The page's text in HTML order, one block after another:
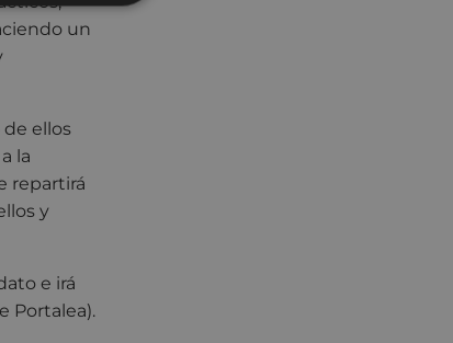
un
de ellos
la
repartirá
y
e irá
Portalea).